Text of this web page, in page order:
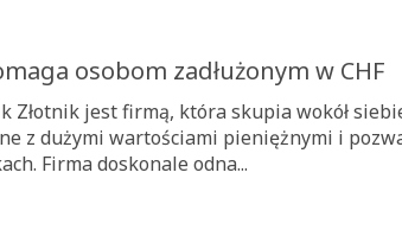
osobom zadłużonym w CHF
Złotnik jest firmą, która skupia wokół
z dużymi wartościami pieniężnymi i
Firma doskonale odna...